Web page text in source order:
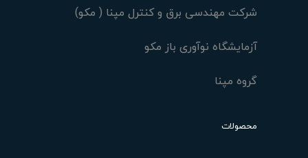
شرکت مهندسی برق و کنترل مپنا ( مکو)
آزمایشگاه نوآوری باز مکو
گروه مپنا
محصولات